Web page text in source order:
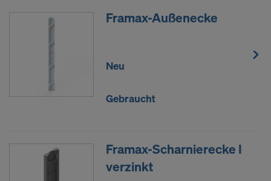
Framax-Außenecke
Neu
Gebraucht
Framax-Scharnierecke I
verzinkt